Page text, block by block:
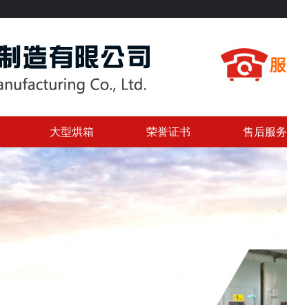
大型烘箱 荣誉证书 售后服务